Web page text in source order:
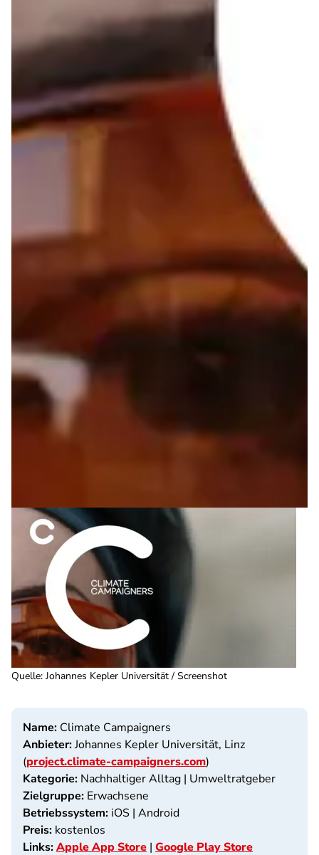
Quelle: Johannes Kepler Universität / Screenshot
Name: Climate Campaigners
Anbieter:Johannes Kepler Universität, Linz
(project.climate-campaigners.com)
Kategorie: Nachhaltiger Alltag | Umweltratgeber
Zielgruppe: Erwachsene
Betriebssystem: iOS | Android
Preis: kostenlos
Links:Apple App Store | Google Play Store